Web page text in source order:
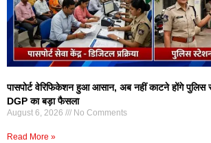
पासपोर्ट वेरिफिकेशन हुआ आसान, अब नहीं काटने होंगे
DGP का बड़ा फैसला
August 6, 2026 No Comments
Read More »